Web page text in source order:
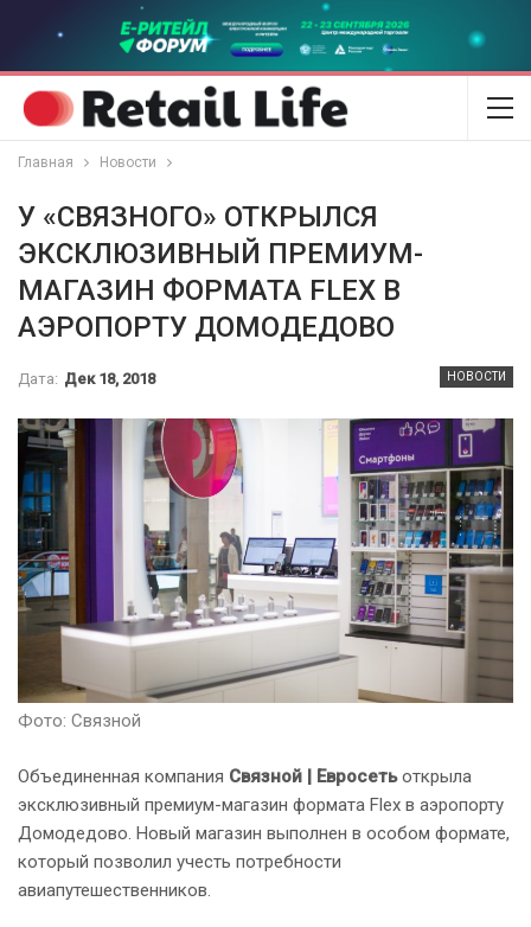
Главная Новости
У «СВЯЗНОГО» ОТКРЫЛСЯ
ЭКСКЛЮЗИВНЫЙ ПРЕМИУМ-
МАГАЗИН ФОРМАТА FLEX В
АЭРОПОРТУ ДОМОДЕДОВО
НОВОСТИ
Дата: Дек 18, 2018
Фото: Связной
Объединенная компания Связной | Евросетьоткрыла
эксклюзивный премиум-магазин формата Flex в аэропорту
Домодедово. Новый магазин выполнен в особом формате,
который позволил учесть потребности
авиапутешественников.